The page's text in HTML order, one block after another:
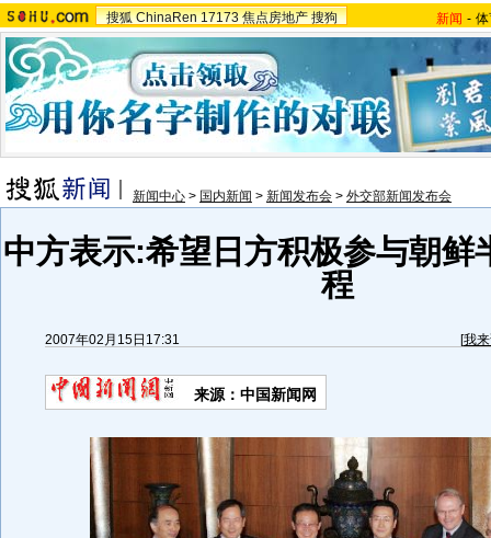
搜狐 ChinaRen 17173 焦点房地产 搜狗 新闻 -
新闻中心 > 国内新闻 > 新闻发布会 > 外交部新闻发布会
中方表示:希望日方积极参与朝鲜
程
2007年02月15日17:31 [我
来源：中国新闻网